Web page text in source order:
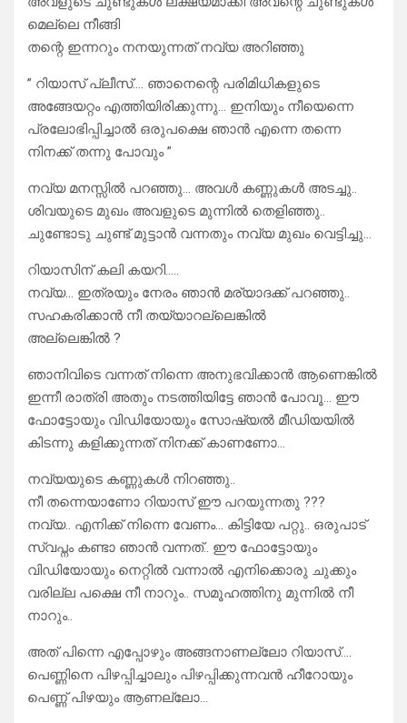
മെല്ലെ നീങ്ങി
തന്റെ ഇന്നറും നനയുന്നത് നവ്യ അറിഞ്ഞു
” റിയാസ് പ്ലീസ്…. ഞാനെന്റെ പരിമിധികളുടെ
അങ്ങേയറ്റം എത്തിയിരിക്കുന്നു… ഇനിയും നീയെന്നെ
പ്രലോഭിപ്പിച്ചാൽ ഒരുപക്ഷെ ഞാൻ എന്നെ തന്നെ
നിനക്ക് തന്നു പോവും ”
നവ്യ മനസ്സിൽ പറഞ്ഞു… അവൾ കണ്ണുകൾ അടച്ചു..
ശിവയുടെ മുഖം അവളുടെ മുന്നിൽ തെളിഞ്ഞു..
ചുണ്ടോടു ചുണ്ട് മുട്ടാൻ വന്നതും നവ്യ മുഖം വെട്ടിച്ചു…
റിയാസിന് കലി കയറി…..
നവ്യ… ഇത്രയും നേരം ഞാൻ മര്യാദക്ക് പറഞ്ഞു..
സഹകരിക്കാൻ നീ തയ്യാറല്ലെങ്കിൽ
അല്ലെങ്കിൽ ?
ഞാനിവിടെ വന്നത് നിന്നെ അനുഭവിക്കാൻ ആണെങ്കിൽ
ഇന്നീ രാത്രി അതും നടത്തിയിട്ടേ ഞാൻ പോവൂ… ഈ
ഫോട്ടോയും വിഡിയോയും സോഷ്യൽ മീഡിയയിൽ
കിടന്നു കളിക്കുന്നത് നിനക്ക് കാണണോ…
നവ്യയുടെ കണ്ണുകൾ നിറഞ്ഞു..
നീ തന്നെയാണോ റിയാസ് ഈ പറയുന്നതു ???
നവ്യ.. എനിക്ക് നിന്നെ വേണം… കിട്ടിയേ പറ്റു.. ഒരുപാട്
സ്വപ്നം കണ്ടാ ഞാൻ വന്നത്.. ഈ ഫോട്ടോയും
വിഡിയോയും നെറ്റിൽ വന്നാൽ എനിക്കൊരു ചുക്കും
വരില്ല പക്ഷെ നീ നാറും.. സമൂഹത്തിനു മുന്നിൽ നീ
നാറും..
അത് പിന്നെ എപ്പോഴും അങ്ങനാണല്ലോ റിയാസ്….
പെണ്ണിനെ പിഴപ്പിച്ചാലും പിഴപ്പിക്കുന്നവൻ ഹീറോയും
പെണ്ണ് പിഴയും ആണല്ലോ…